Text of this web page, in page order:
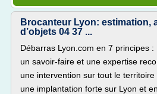
Brocanteur Lyon: estimation,
d’objets 04 37 ...
Débarras Lyon.com en 7 principes :
un savoir-faire et une expertise
une intervention sur tout le territoire
une implantation forte sur Lyon et